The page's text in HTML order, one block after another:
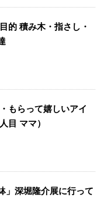
的 積み木・指さし・
もらって嬉しいアイ
目 ママ）
」深堀隆介展に行って